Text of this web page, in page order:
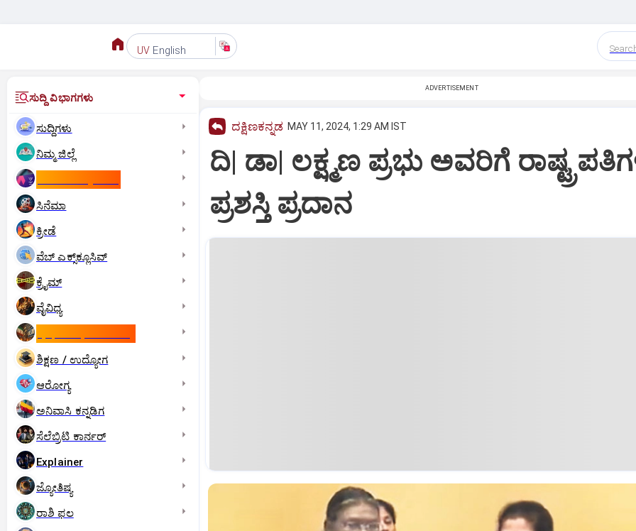
UV English
ಸುದ್ದಿ ವಿಭಾಗಗಳು
ಸುದ್ದಿಗಳು
ನಿಮ್ಮ ಜಿಲ್ಲೆ
ಸಿನೆಮಾ
ಕ್ರೀಡೆ
ವೆಬ್ ಎಕ್ಸ್‌ಕ್ಲೂಸಿವ್
ಕ್ರೈಮ್
ವೈವಿಧ್ಯ
ಶಿಕ್ಷಣ / ಉದ್ಯೋಗ
ಆರೋಗ್ಯ
ಅನಿವಾಸಿ ಕನ್ನಡಿಗ
ಸೆಲೆಬ್ರಿಟಿ ಕಾರ್ನರ್‌
Explainer
ಜ್ಯೋತಿಷ್ಯ
ರಾಶಿ ಫಲ
ADVERTISEMENT
ದಕ್ಷಿಣಕನ್ನಡ MAY 11, 2024, 1:29 AM IST
ದಿ| ಡಾ| ಲಕ್ಷ್ಮಣ ಪ್ರಭು ಅವರಿಗೆ
ಪ್ರಶಸ್ತಿ ಪ್ರದಾನ